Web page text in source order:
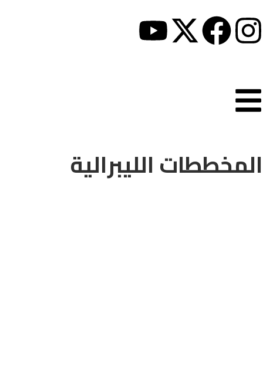
المخططات الليبرالية